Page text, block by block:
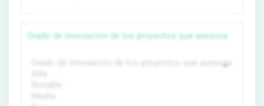
Grado de innovación de los proyectos que asesora